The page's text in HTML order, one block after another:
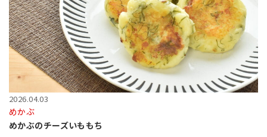
2026.04.03
めかぶ
めかぶのチーズいももち